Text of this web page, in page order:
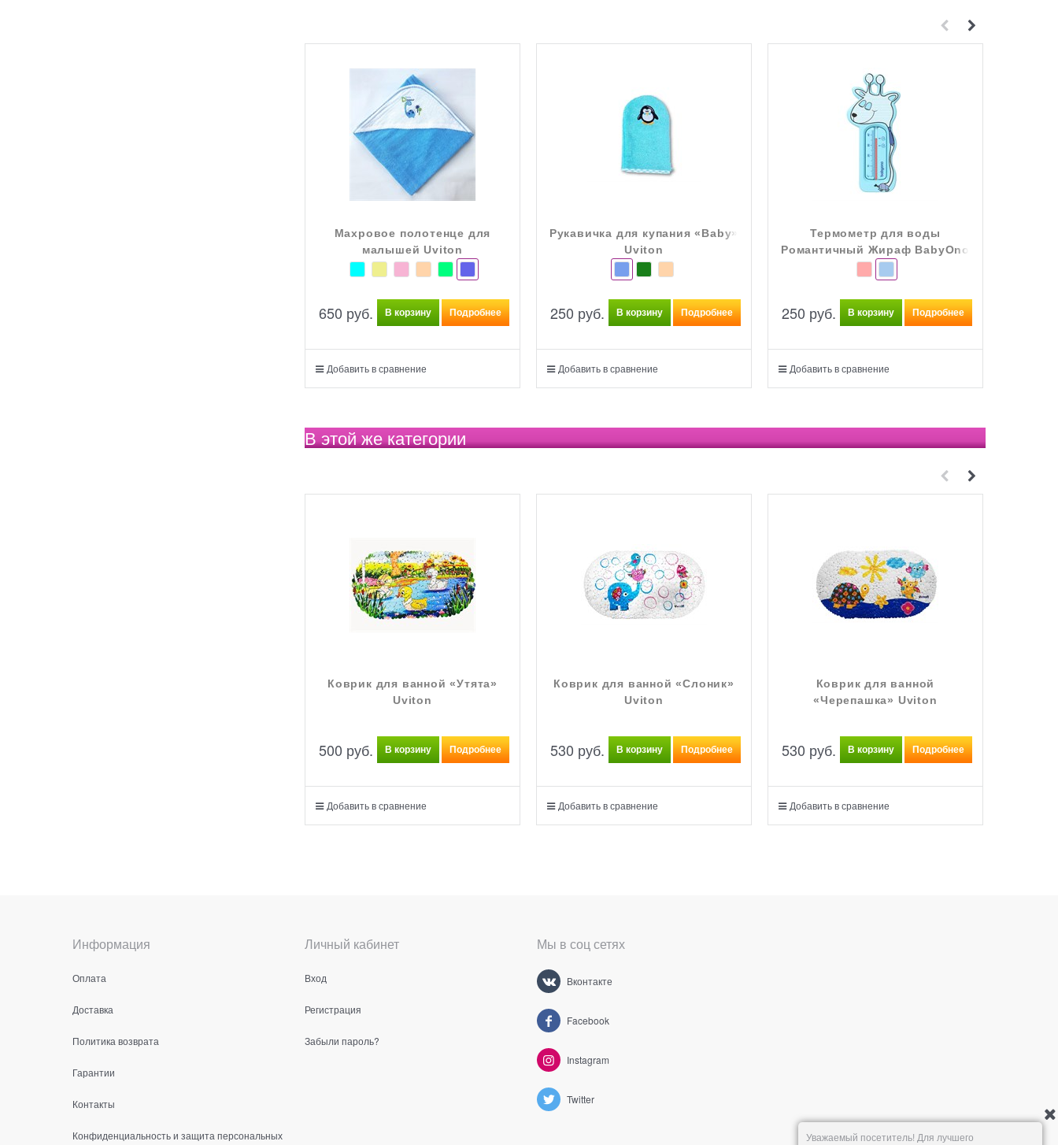
Махровое полотенце для
малышей Uviton
650 руб. В корзину Подробнее
Добавить в сравнение
Рукавичка для купания «Baby»
Uviton
250 руб. В корзину Подробнее
Добавить в сравнение
Термометр для воды
Романтичный Жираф BabyOno
250 руб. В корзину Подробнее
Добавить в сравнение
В этой же категории
Коврик для ванной «Утята»
Uviton
500 руб. В корзину Подробнее
Добавить в сравнение
Коврик для ванной «Слоник»
Uviton
530 руб. В корзину Подробнее
Добавить в сравнение
Коврик для ванной
«Черепашка» Uviton
530 руб. В корзину Подробнее
Добавить в сравнение
Информация
Оплата
Доставка
Политика возврата
Гарантии
Контакты
Конфиденциальность и защита персональных
Личный кабинет
Вход
Регистрация
Забыли пароль?
Мы в соц сетях
Вконтакте
Facebook
Instagram
Twitter
Уважаемый посетитель! Для лучшего